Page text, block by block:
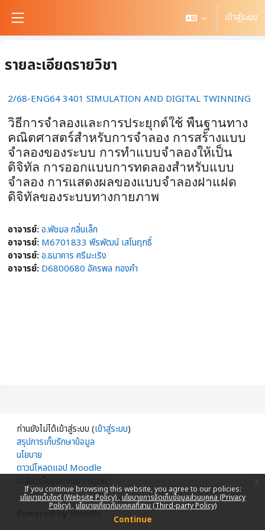
If you continue browsing this website, you agree to our policies:
นโยบายเว็บไซต์ (Website Policy) นโยบายการจัดเก็บข้อมูลส่วนบุคคล (Privacy
Policy) นโยบายเกี่ยวกับบุคคลที่สาม (Third-party Policy)
Continue
เข้าสู่ระบบ
รายละเอียดรายวิชา
2/68-ENG64 3401 SIMULATION AND DIGITAL TWINNING
วิธีการจำลองและการประยุกต์ใช้ พื้นฐานทาง
คณิตศาสตร์สำหรับการจำลอง การสร้างแบบ
จำลองของระบบ การทำแบบจำลองให้เป็น
ดิจิทัล การออกแบบการทดลองสำหรับแบบ
จำลอง การแสดงผลของแบบจำลองฝาแฝด
ดิจิทัลของระบบทางกายภาพ
อาจารย์:อ.พัชมล กลิ่นเล็ก
อาจารย์: M6701833 พีรพัฒน์ เสโนฤทธิ์
อาจารย์:อ.ธนาคาร ศรีมะเริง
อาจารย์: D6800680 อัครพล ทองคำ
ท่านยังไม่ได้เข้าสู่ระบบ (เข้าสู่ระบบ)
สรุปการเก็บรักษาข้อมูล
นโยบาย
ดาวน์โหลดแอป Moodle
เปลี่ยนเป็นรูปแบบมาตรฐาน
Powered byMoodle